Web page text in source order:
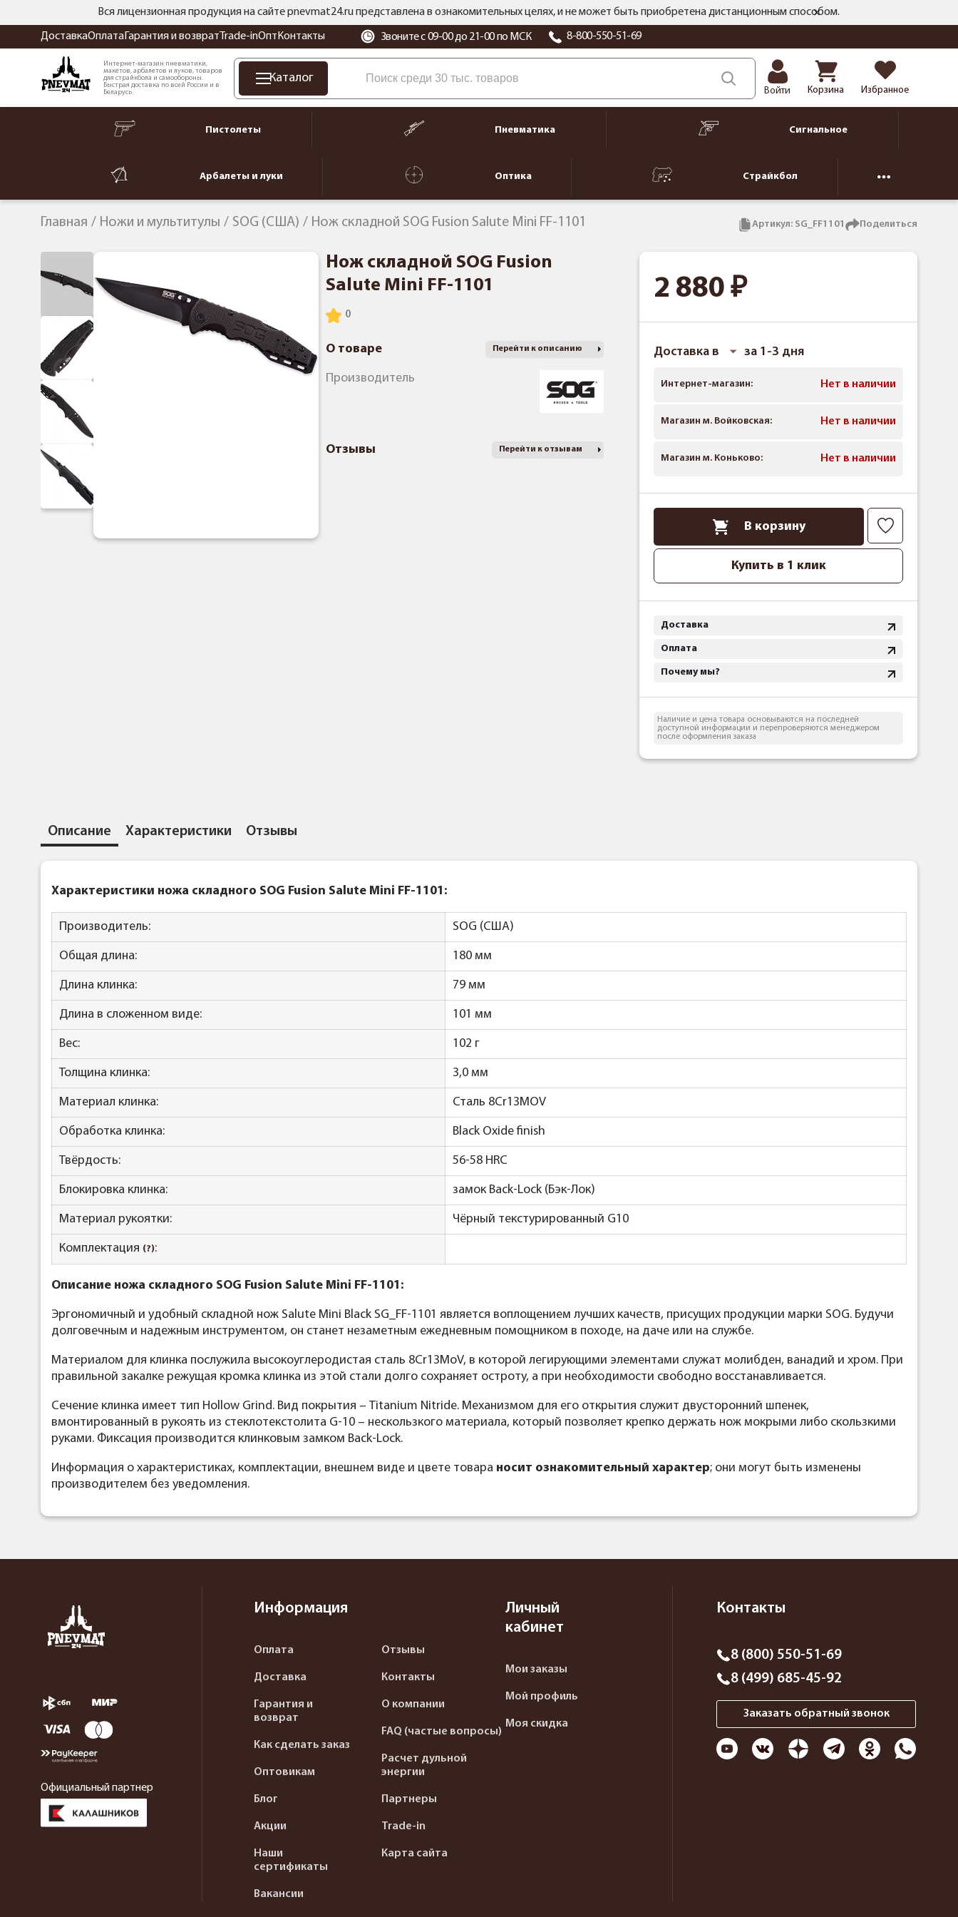
Вся лицензионная продукция на сайте pnevmat24.ru представлена в ознакомительных целях, и не может быть приобретена дистанционным способом.
ДоставкаОплата Гарантия и возврат Trade-inОпт Контакты Звоните с 09-00 до 21-00 по МСК 8-800-550-51-69
Интернет-магазин пневматики,
макетов, арбалетов и луков, товаров
для страйкбола и самообороны.
Быстрая доставка по всей России и в
Беларусь.
Каталог
Войти Корзина Избранное
Пистолеты Пневматика Сигнальное
Арбалеты и луки Оптика Страйкбол
Главная Ножи и мультитулы SOG (США) Нож складной SOG Fusion Salute Mini FF-1101 Артикул: SG_FF1101 Поделиться
Нож складной SOG Fusion
Salute Mini FF-1101
О товаре Перейти к описанию
Производитель
Отзывы Перейти к отзывам
2 880
Доставка в за 1-3 дня
Интернет-магазин: Нет в наличии
Магазин м. Войковская: Нет в наличии
Магазин м. Коньково: Нет в наличии
В корзину
Купить в 1 клик
Доставка
Оплата
Почему мы?
Наличие и цена товара основываются на последней
доступной информации и перепроверяются менеджером
после оформления заказа
Описание Характеристики Отзывы
Характеристики ножа складного SOG Fusion Salute Mini FF-1101:
Производитель: SOG (США)
Общая длина: 180 мм
Длина клинка: 79 мм
Длина в сложенном виде: 101 мм
Вес: 102 г
Толщина клинка: 3,0 мм
Материал клинка: Сталь 8Cr13MOV
Обработка клинка: Black Oxide finish
Твёрдость: 56-58 HRC
Блокировка клинка: замок Back-Lock (Бэк-Лок)
Материал рукоятки: Чёрный текстурированный G10
Комплектация (?):
Описание ножа складного SOG Fusion Salute Mini FF-1101:
Эргономичный и удобный складной нож Salute Mini Black SG_FF-1101 является воплощением лучших качеств, присущих продукции марки SOG. Будучи
долговечным и надежным инструментом, он станет незаметным ежедневным помощником в походе, на даче или на службе.
Материалом для клинка послужила высокоуглеродистая сталь 8Cr13MoV, в которой легирующими элементами служат молибден, ванадий и хром. При
правильной закалке режущая кромка клинка из этой стали долго сохраняет остроту, а при необходимости свободно восстанавливается.
Сечение клинка имеет тип Hollow Grind. Вид покрытия – Titanium Nitride. Механизмом для его открытия служит двусторонний шпенек,
вмонтированный в рукоять из cтеклотекстолита G-10 – нескользкого материала, который позволяет крепко держать нож мокрыми либо скользкими
руками. Фиксация производится клинковым замком Back-Lock.
Информация о характеристиках, комплектации, внешнем виде и цвете товара носит ознакомительный характер; они могут быть изменены
производителем без уведомления.
Официальный партнер
Информация
Оплата
Доставка
Гарантия и
возврат
Как сделать заказ
Оптовикам
Блог
Акции
Наши
сертификаты
Вакансии
Отзывы
Контакты
О компании
FAQ (частые вопросы)
Расчет дульной
энергии
Партнеры
Trade-in
Карта сайта
Личный
кабинет
Мои заказы
Мой профиль
Моя скидка
Контакты
8 (800) 550-51-69
8 (499) 685-45-92
Заказать обратный звонок